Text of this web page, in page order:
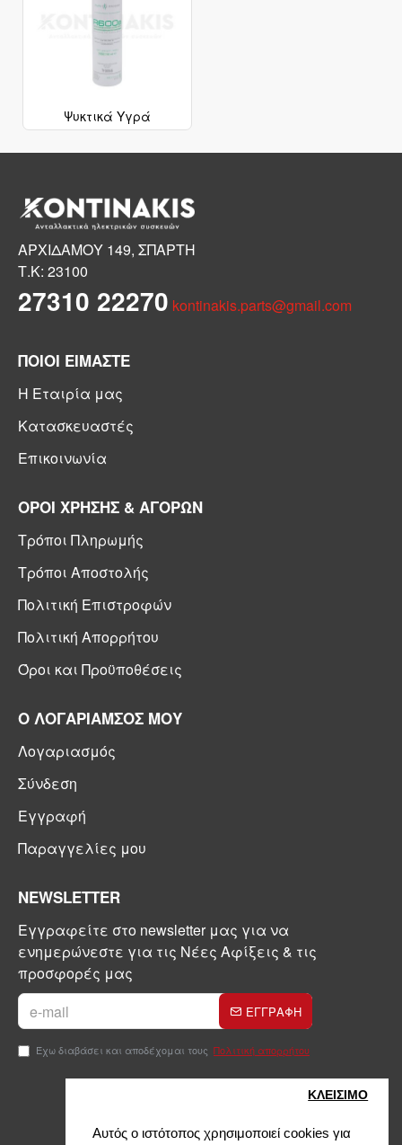
Αυτός ο ιστότοπος χρησιμοποιεί cookies για
ΚΛΕΙΣIΜΟ
Ψυκτικά Υγρά
ΑΡΧΙΔΑΜΟΥ 149, ΣΠΑΡΤΗ
Τ.Κ: 23100
27310 22270 kontinakis.parts@gmail.com
ΠΟΙΟΙ ΕΙΜΑΣΤΕ
Η Εταιρία μας
Κατασκευαστές
Επικοινωνία
ΟΡΟΙ ΧΡΗΣΗΣ & ΑΓΟΡΩΝ
Τρόποι Πληρωμής
Τρόποι Αποστολής
Πολιτική Επιστροφών
Πολιτική Απορρήτου
Όροι και Προϋποθέσεις
Ο ΛΟΓΑΡΙΑΜΣΟΣ ΜΟΥ
Λογαριασμός
Σύνδεση
Εγγραφή
Παραγγελίες μου
NEWSLETTER
Εγγραφείτε στο newsletter μας για να
ενημερώνεστε για τις Νέες Αφίξεις & τις
προσφορές μας
ΕΓΓΡΑΦΗ
Έχω διαβάσει και αποδέχομαι τους Πολιτική απορρήτου